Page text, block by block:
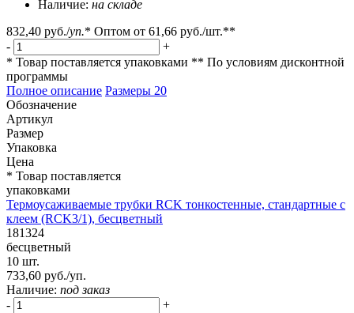
Наличие: на складе
832,40 руб./уп.* Оптом от 61,66 руб./шт.**
-
+
* Товар поставляется упаковками ** По условиям дисконтной
программы
Полное описание Размеры 20
Обозначение
Артикул
Размер
Упаковка
Цена
* Товар поставляется
упаковками
Термоусаживаемые трубки RCK тонкостенные, стандартные с
клеем (RCK3/1), бесцветный
181324
бесцветный
10 шт.
733,60 руб./уп.
Наличие: под заказ
-
+